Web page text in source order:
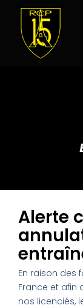
Alerte
En raison des
France et afin
nos licenciés,